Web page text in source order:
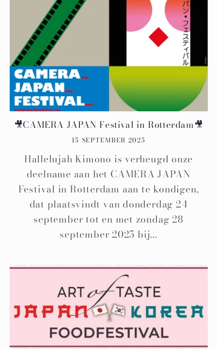
🎥CAMERA JAPAN Festival in Rotterdam🎥
15 SEPTEMBER 2025
Hallelujah Kimono is verheugd onze
deelname aan het CAMERA JAPAN
Festival in Rotterdam aan te kondigen,
dat plaatsvindt van donderdag 24
september tot en met zondag 28
september 2025 bij...